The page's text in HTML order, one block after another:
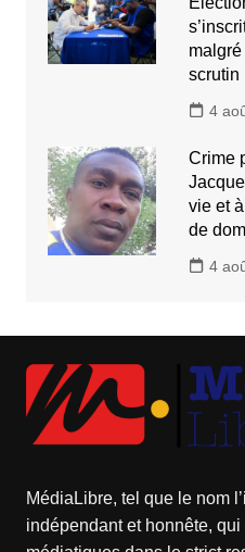
scrutin
4
Crime
vie et
de
4
MédiaLibre, tel que le nom
indépendant et honnête,